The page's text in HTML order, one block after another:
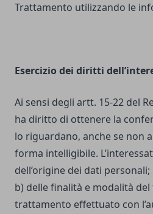
Trattamento utilizzando le
Esercizio dei diritti
Ai sensi degli artt. 15-22 del
ha diritto di ottenere la
lo riguardano, anche se non
forma intelligibile.
dell’origine dei dati personali;
b) delle finalità e modalità
trattamento effettuato con